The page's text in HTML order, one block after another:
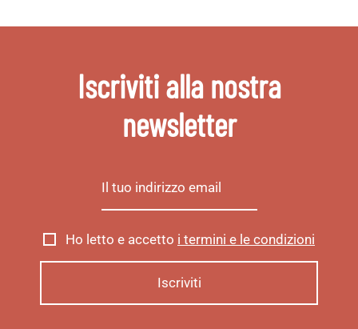
Iscriviti alla nostra
newsletter
Ho letto e accetto i termini e le condizioni